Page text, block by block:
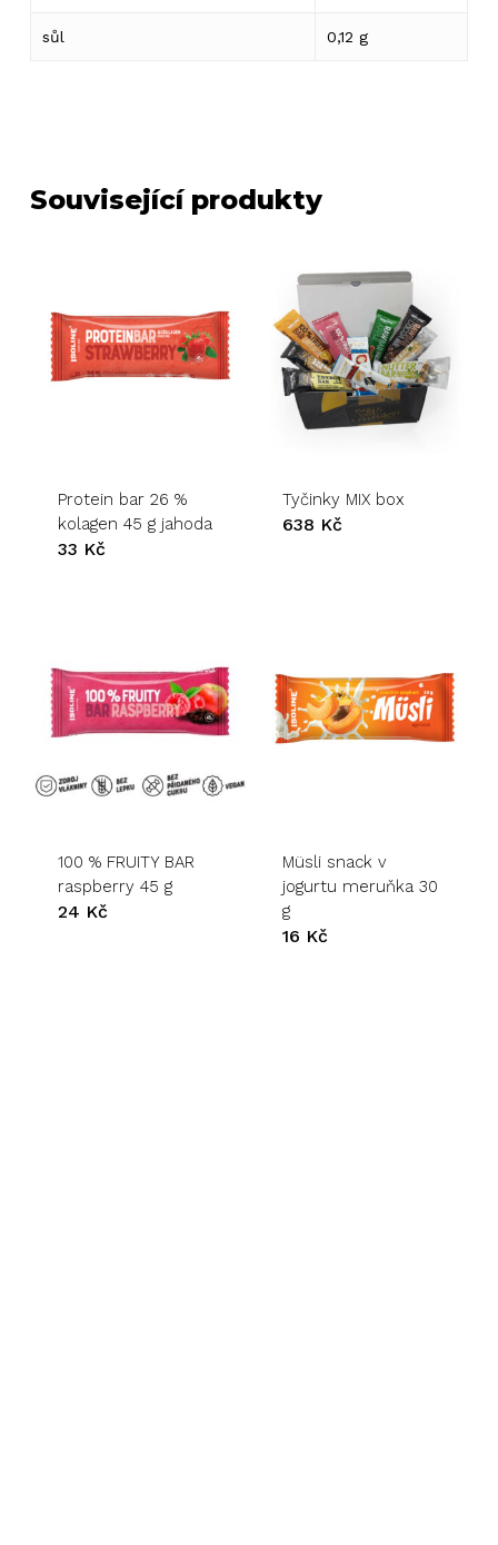
sůl 0,12 g
Související produkty
Protein bar 26 %
kolagen 45 g jahoda
33 Kč
Tyčinky MIX box
638 Kč
100 % FRUITY BAR
raspberry 45 g
24 Kč
Müsli snack v
jogurtu meruňka 30
g
16 Kč